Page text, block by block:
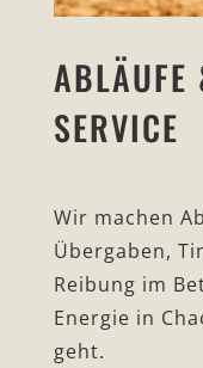
ABLÄUFE
SERVICE
Wir machen
Übergaben,
Reibung im
Energie in
geht.